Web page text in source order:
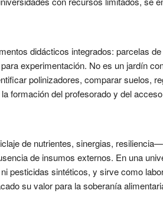
didácticos integrados: parcelas
experimentación. No es un jardín
polinizadores, comparar suelos,
formación del profesorado y del
de nutrientes, sinergias,
de insumos externos. En una
pesticidas sintéticos, y sirve como
su valor para la soberanía